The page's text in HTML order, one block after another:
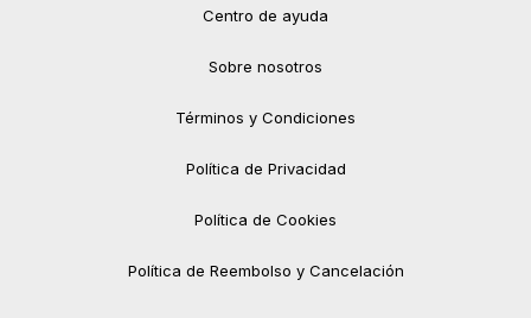
Centro de ayuda
Sobre nosotros
Términos y Condiciones
Política de Privacidad
Política de Cookies
Política de Reembolso y Cancelación